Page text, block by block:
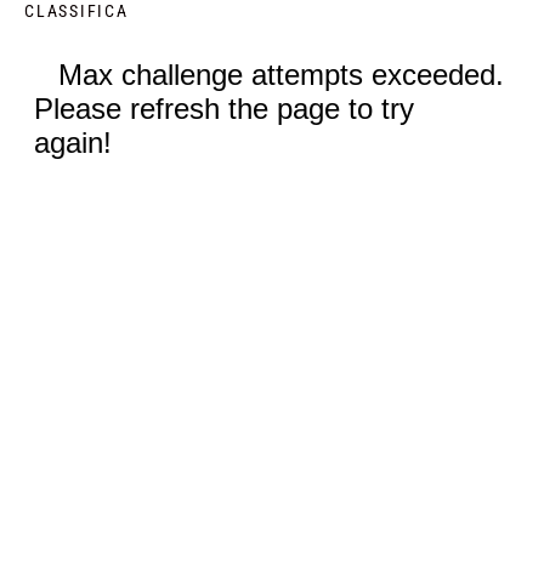
CLASSIFICA